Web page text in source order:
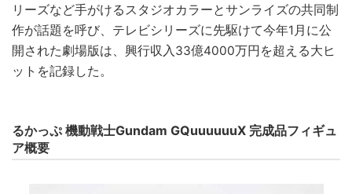
リーズなど手がけるスタジオカラーとサンライズの共同制
作が話題を呼び、テレビシリーズに先駆けて今年1月に公
開された劇場版は、興行収入33億4000万円を超える大ヒ
ットを記録した。
るかっぷ 機動戦士Gundam GQuuuuuuX 完成品フィギュ
ア概要